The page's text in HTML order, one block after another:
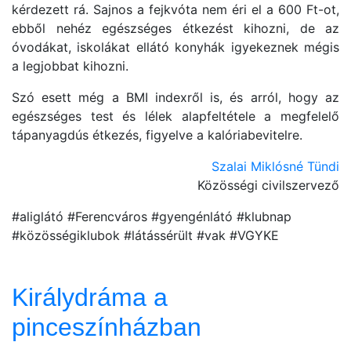
kérdezett rá. Sajnos a fejkvóta nem éri el a 600 Ft-ot,
ebből nehéz egészséges étkezést kihozni, de az
óvodákat, iskolákat ellátó konyhák igyekeznek mégis
a legjobbat kihozni.
Szó esett még a BMI indexről is, és arról, hogy az
egészséges test és lélek alapfeltétele a megfelelő
tápanyagdús étkezés, figyelve a kalóriabevitelre.
Szalai Miklósné Tündi
Közösségi civilszervező
#aliglátó #Ferencváros #gyengénlátó #klubnap
#közösségiklubok #látássérült #vak #VGYKE
Királydráma a
pinceszínházban